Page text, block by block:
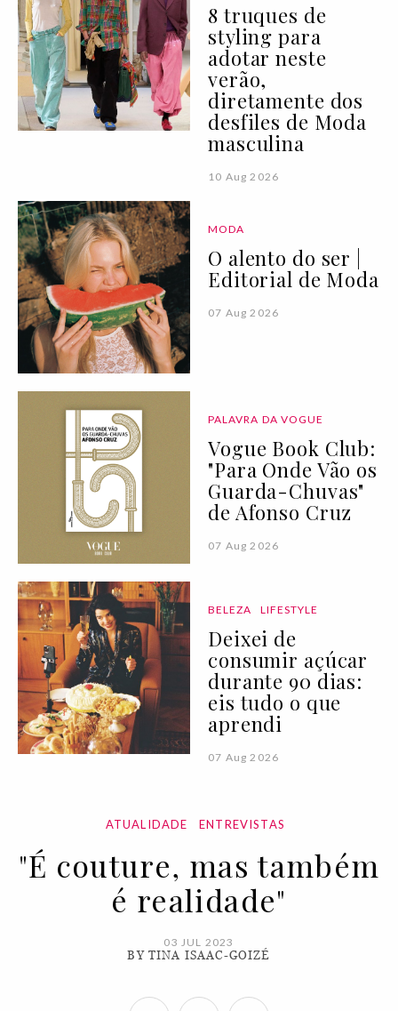
8 truques de
styling para
adotar neste
verão,
diretamente dos
desfiles de Moda
masculina
10 Aug 2026
MODA
O alento do ser |
Editorial de Moda
07 Aug 2026
PALAVRA DA VOGUE
Vogue Book Club:
"Para Onde Vão os
Guarda-Chuvas"
de Afonso Cruz
07 Aug 2026
BELEZA LIFESTYLE
Deixei de
consumir açúcar
durante 90 dias:
eis tudo o que
aprendi
07 Aug 2026
ATUALIDADE ENTREVISTAS
"É couture, mas também
é realidade"
03 JUL 2023
BY TINA ISAAC-GOIZÉ